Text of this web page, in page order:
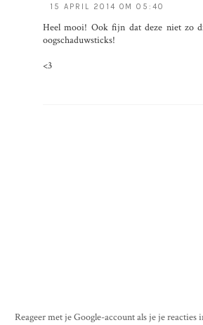
15 APRIL 2014 OM 05:40
Heel mooi! Ook fijn dat deze niet zo
oogschaduwsticks!
<3
Reageer met je Google-account als je je